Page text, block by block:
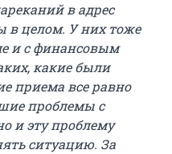
в адрес
в целом. У них тоже
и с финансовым
какие были
приема все равно
проблемы с
и эту проблему
ситуацию. За